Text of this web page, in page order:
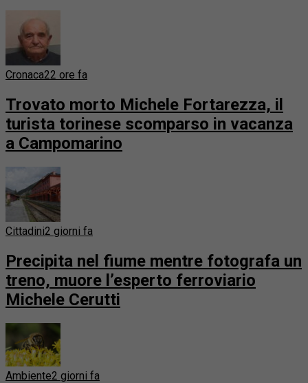
Cronaca22 ore fa
Trovato morto Michele Fortarezza, il
turista torinese scomparso in vacanza
a Campomarino
Cittadini2 giorni fa
Precipita nel fiume mentre fotografa un
treno, muore l’esperto ferroviario
Michele Cerutti
Ambiente2 giorni fa